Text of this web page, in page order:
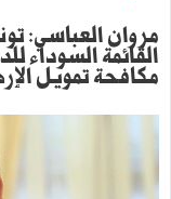
مروان العباسي:
القائمة السوداء
مكافحة تمويل